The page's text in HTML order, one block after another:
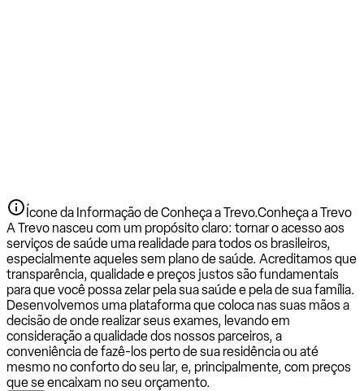
Ícone da Informação de Conheça a Trevo.Conheça a Trevo
A Trevo nasceu com um propósito claro: tornar o acesso aos
serviços de saúde uma realidade para todos os brasileiros,
especialmente aqueles sem plano de saúde. Acreditamos que
transparência, qualidade e preços justos são fundamentais
para que você possa zelar pela sua saúde e pela de sua família.
Desenvolvemos uma plataforma que coloca nas suas mãos a
decisão de onde realizar seus exames, levando em
consideração a qualidade dos nossos parceiros, a
conveniência de fazê-los perto de sua residência ou até
mesmo no conforto do seu lar, e, principalmente, com preços
que se encaixam no seu orçamento.